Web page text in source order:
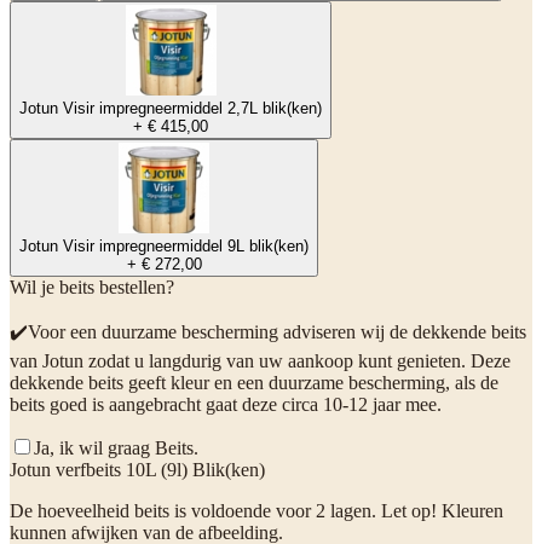
Jotun Visir impregneermiddel 2,7L blik(ken)
+ € 415,00
Jotun Visir impregneermiddel 9L blik(ken)
+ € 272,00
Wil je beits bestellen?
✔️Voor een duurzame bescherming adviseren wij de dekkende beits
van Jotun zodat u langdurig van uw aankoop kunt genieten. Deze
dekkende beits geeft kleur en een duurzame bescherming, als de
beits goed is aangebracht gaat deze circa 10-12 jaar mee.
Ja, ik wil graag Beits.
Jotun verfbeits 10L (9l) Blik(ken)
De hoeveelheid beits is voldoende voor 2 lagen. Let op! Kleuren
kunnen afwijken van de afbeelding.